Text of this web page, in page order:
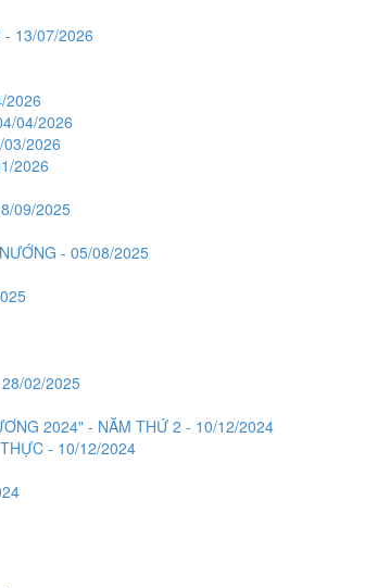
- 13/07/2026
2026
04/2026
03/2026
2026
09/2025
- 05/08/2025
02/2025
2024" - NĂM THỨ 2 - 10/12/2024
- 10/12/2024